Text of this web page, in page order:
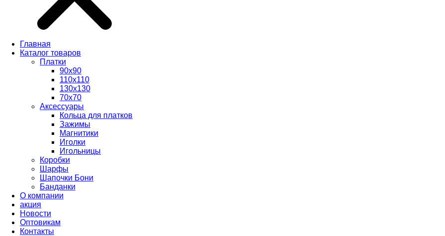
Главная
Каталог товаров
Платки
90x90
110x110
130x130
70х70
Аксессуары
Кольца для платков
Зажимы
Магнитики
Иголки
Игольницы
Коробки
Шарфы
Шапочки Бони
Банданки
О компании
акция
Новости
Оптовикам
Контакты